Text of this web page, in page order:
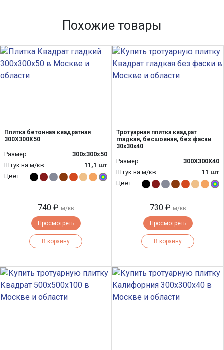
Похожие товары
Плитка бетонная квадратная
300Х300Х50
Размер:
300х300х50
Штук на м/кв:
11,1 шт
Цвет:
740 ₽ м/кв
Просмотреть
В корзину
Тротуарная плитка квадрат
гладкая, бесшовная, без фаски
30х30х40
Размер:
300Х300Х40
Штук на м/кв:
11 шт
Цвет:
730 ₽ м/кв
Просмотреть
В корзину